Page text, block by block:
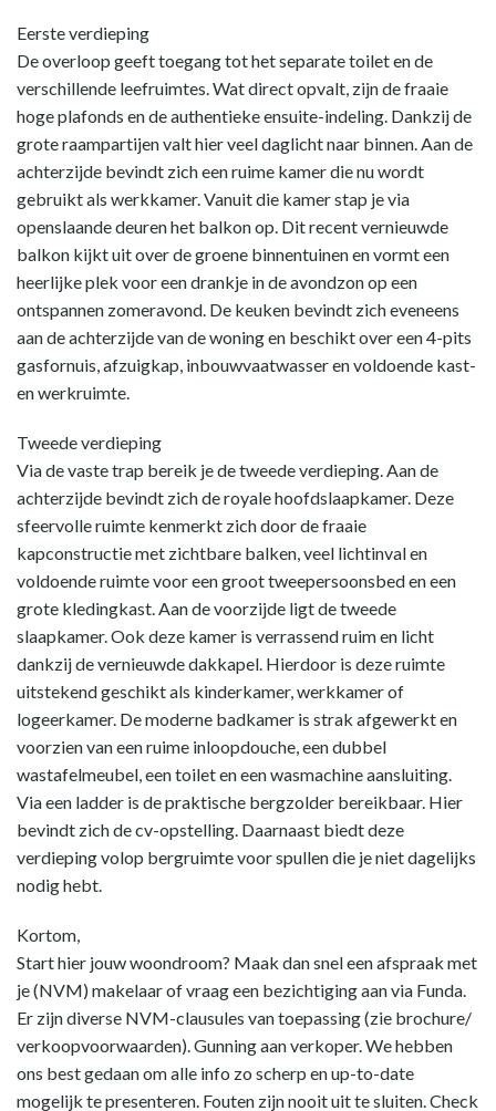
Eerste verdieping
De overloop geeft toegang tot het separate toilet en de
verschillende leefruimtes. Wat direct opvalt, zijn de fraaie
hoge plafonds en de authentieke ensuite-indeling. Dankzij de
grote raampartijen valt hier veel daglicht naar binnen. Aan de
achterzijde bevindt zich een ruime kamer die nu wordt
gebruikt als werkkamer. Vanuit die kamer stap je via
openslaande deuren het balkon op. Dit recent vernieuwde
balkon kijkt uit over de groene binnentuinen en vormt een
heerlijke plek voor een drankje in de avondzon op een
ontspannen zomeravond. De keuken bevindt zich eveneens
aan de achterzijde van de woning en beschikt over een 4-pits
gasfornuis, afzuigkap, inbouwvaatwasser en voldoende kast-
en werkruimte.
Tweede verdieping
Via de vaste trap bereik je de tweede verdieping. Aan de
achterzijde bevindt zich de royale hoofdslaapkamer. Deze
sfeervolle ruimte kenmerkt zich door de fraaie
kapconstructie met zichtbare balken, veel lichtinval en
voldoende ruimte voor een groot tweepersoonsbed en een
grote kledingkast. Aan de voorzijde ligt de tweede
slaapkamer. Ook deze kamer is verrassend ruim en licht
dankzij de vernieuwde dakkapel. Hierdoor is deze ruimte
uitstekend geschikt als kinderkamer, werkkamer of
logeerkamer. De moderne badkamer is strak afgewerkt en
voorzien van een ruime inloopdouche, een dubbel
wastafelmeubel, een toilet en een wasmachine aansluiting.
Via een ladder is de praktische bergzolder bereikbaar. Hier
bevindt zich de cv-opstelling. Daarnaast biedt deze
verdieping volop bergruimte voor spullen die je niet dagelijks
nodig hebt.
Kortom,
Start hier jouw woondroom? Maak dan snel een afspraak met
je (NVM) makelaar of vraag een bezichtiging aan via Funda.
Er zijn diverse NVM-clausules van toepassing (zie brochure/
verkoopvoorwaarden). Gunning aan verkoper. We hebben
ons best gedaan om alle info zo scherp en up-to-date
mogelijk te presenteren. Fouten zijn nooit uit te sluiten. Check